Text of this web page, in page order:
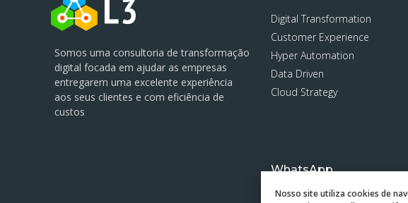
Somos uma consultoria de transformação
digital focada em ajudar as empresas
entregarem uma excelente experiência
aos seus clientes e com eficiência de
custos
Digital Transformation
Customer Experience
Hyper Automation
Data Driven
Cloud Strategy
WhatsApp
Nosso site utiliza cookies de